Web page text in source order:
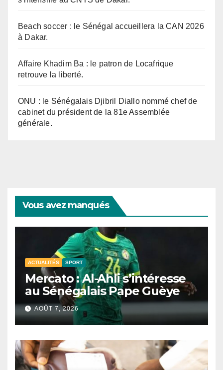
Beach soccer : le Sénégal accueillera la CAN 2026
à Dakar.
Affaire Khadim Ba : le patron de Locafrique
retrouve la liberté.
ONU : le Sénégalais Djibril Diallo nommé chef de
cabinet du président de la 81e Assemblée
générale.
Vous avez manqués
ACTUALITÉS SPORT
Mercato : Al-Ahli s’intéresse
au Sénégalais Pape Guèye
AOÛT 7, 2026